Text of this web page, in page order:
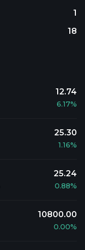
1
18
12.74
6.17%
25.30
1.16%
25.24
0.88%
10800.00
0.00%